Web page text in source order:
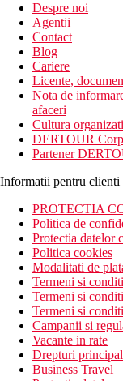
newsletter!
Despre noi
Agentii
Contact
Blog
Cariere
Licente,
Nota de
afaceri
Cultura
DERTOUR
Partener
Informatii pentru clienti
PROTECTIA
Politica de
Protectia datelor
Politica cookies
Modalitati de
Termeni si
Termeni si
Termeni si
Campanii si
Vacante in rate
Drepturi
Business Travel